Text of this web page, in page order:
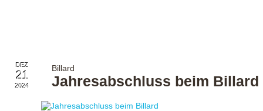
DEZ
21
2024
Billard
Jahresabschluss beim Billard